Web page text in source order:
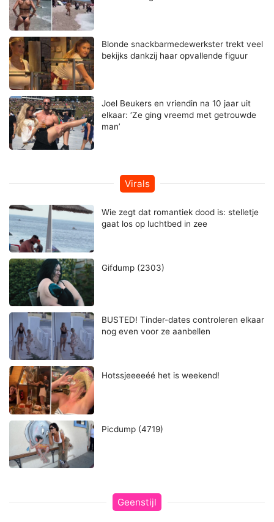
Blonde snackbarmedewerkster trekt veel
bekijks dankzij haar opvallende figuur
Joel Beukers en vriendin na 10 jaar uit
elkaar: ‘Ze ging vreemd met getrouwde
man’
Virals
Wie zegt dat romantiek dood is: stelletje
gaat los op luchtbed in zee
Gifdump (2303)
BUSTED! Tinder-dates controleren elkaar
nog even voor ze aanbellen
Hotssjeeeeéé het is weekend!
Picdump (4719)
Geenstijl